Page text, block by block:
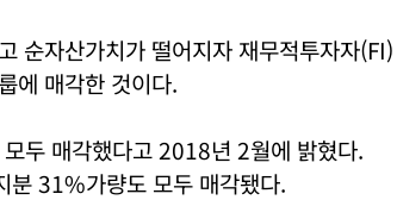
순자산가치가 떨어지자 재무적투자자(FI)
에 매각한 것이다.
두 매각했다고 2018년 2월에 밝혔다.
분 31%가량도 모두 매각됐다.